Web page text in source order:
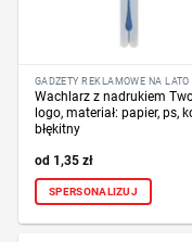
Wachlarz z nadrukiem
logo, materiał: papier, ps,
błękitny
1,35 zł
SPERSONALIZUJ